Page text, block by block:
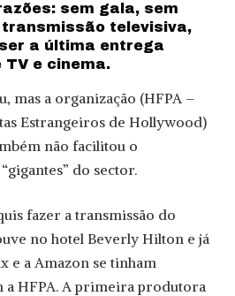
sem gala, sem
transmissão televisiva,
a última entrega
TV e cinema.
mas a organização (HFPA –
Estrangeiros de Hollywood)
não facilitou o
do sector.
fazer a transmissão do
no hotel Beverly Hilton e já
e a Amazon se tinham
HFPA. A primeira produtora